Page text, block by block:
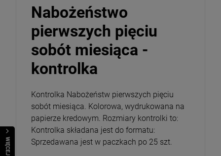
WIĘCEJ
Nabożeństwo
pierwszych pięciu
sobót miesiąca -
kontrolka
Kontrolka Nabożeństw pierwszych pięciu
sobót miesiąca. Kolorowa, wydrukowana na
papierze kredowym. Rozmiary kontrolki to:
Kontrolka składana jest do formatu:
Sprzedawana jest w paczkach po 25 szt.